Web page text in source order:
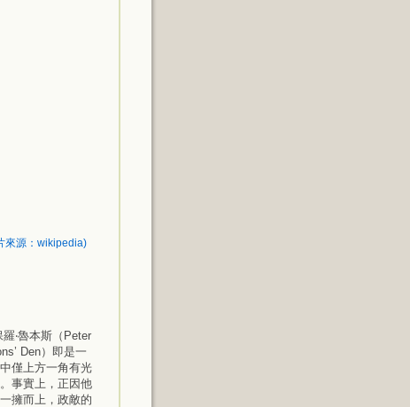
來源：wikipedia)
‧魯本斯（Peter
Den）即是一
僅上方一角有光
事實上，正因他
擁而上，政敵的